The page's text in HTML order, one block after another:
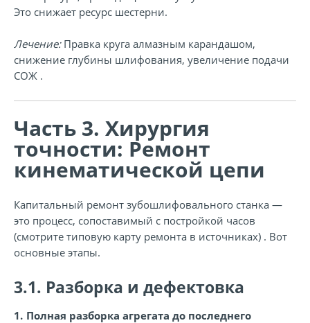
Это снижает ресурс шестерни.
Лечение:Правка круга алмазным карандашом,
снижение глубины шлифования, увеличение подачи
СОЖ .
Часть 3. Хирургия
точности: Ремонт
кинематической цепи
Капитальный ремонт зубошлифовального станка —
это процесс, сопоставимый с постройкой часов
(смотрите типовую карту ремонта в источниках) . Вот
основные этапы.
3.1. Разборка и дефектовка
Полная разборка агрегата до последнего